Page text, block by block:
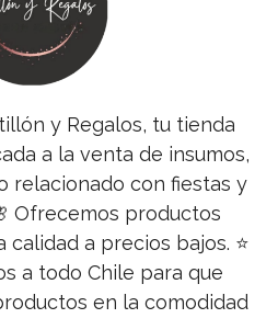
y Regalos, tu tienda
a la venta de insumos,
relacionado con fiestas y
Ofrecemos productos
a precios bajos. ⭐
a todo Chile para que
en la comodidad